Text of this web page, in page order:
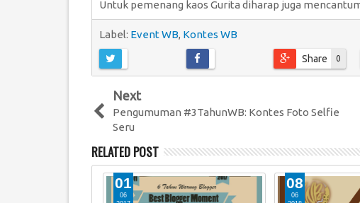
Untuk pemenang kaos Gurita diharap juga
Label: Event WB, Kontes WB
0
Share
Next
Pengumuman #3TahunWB: Kontes Foto Selfie
Seru
RELATED POST
01
06
08
06